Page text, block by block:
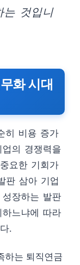
는 것입니
화 시대
히 비용 증가
의 경쟁력을
요한 기회가
판 삼아 기업
장하는 발판
느냐에 따라
.
하는 퇴직연금